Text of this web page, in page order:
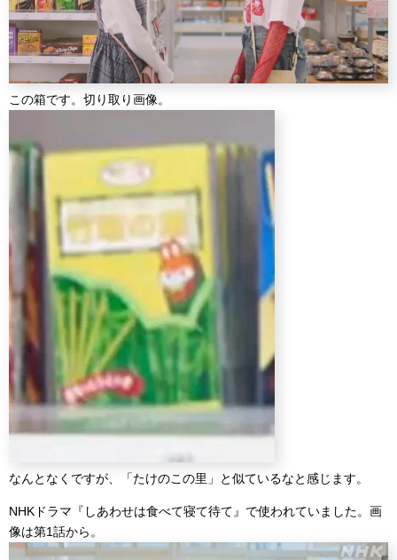
この箱です。切り取り画像。
なんとなくですが、「たけのこの里」と似ているなと感じます。
NHKドラマ『しあわせは食べて寝て待て』で使われていました。画
像は第1話から。